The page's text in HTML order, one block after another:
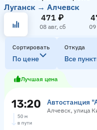
Луганск → Алчевск
471 ₽
08 авг, сб 09
Сортировать
По цене
Откуда
Все
Лучшая цена
13:20 Автостанция
Алчевск, улица
50 м
в пути